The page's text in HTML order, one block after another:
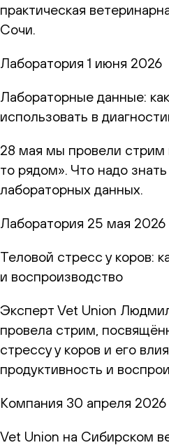
практическая
Сочи.
Лаборатория 1 июня 2026
Лабораторные данные:
использовать в
28 мая мы провели стрим
то рядом». Что надо
лабораторных данных.
Лаборатория 25 мая 2026
Теловой стресс у коров:
и воспроизводство
Эксперт Vet Union
провела стрим,
стрессу у коров и его
продуктивность и
Компания 30 апреля 2026
Vet Union на Сибирском